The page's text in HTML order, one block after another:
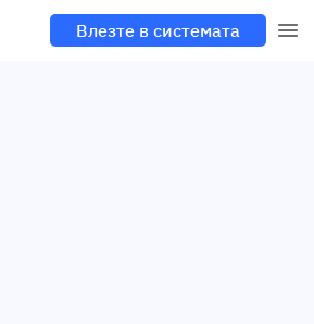
Влезте в системата